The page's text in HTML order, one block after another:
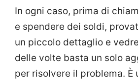
In ogni caso, prima di
e spendere dei soldi,
un piccolo dettaglio e
delle volte basta un solo
per risolvere il problema. È